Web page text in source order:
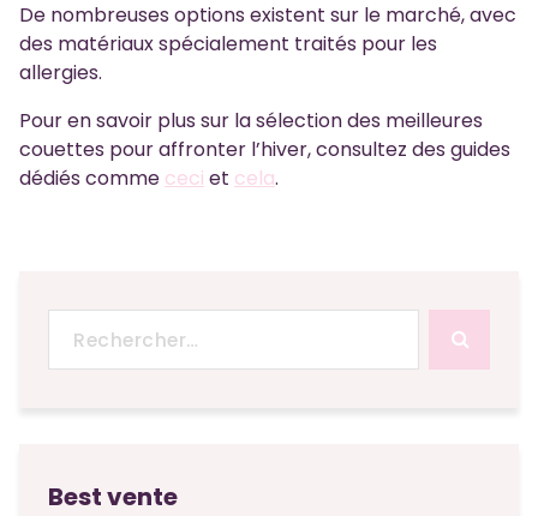
De nombreuses options existent sur le marché, avec
des matériaux spécialement traités pour les
allergies.
Pour en savoir plus sur la sélection des meilleures
couettes pour affronter l’hiver, consultez des guides
dédiés comme ceci et cela.
pour :
Best vente